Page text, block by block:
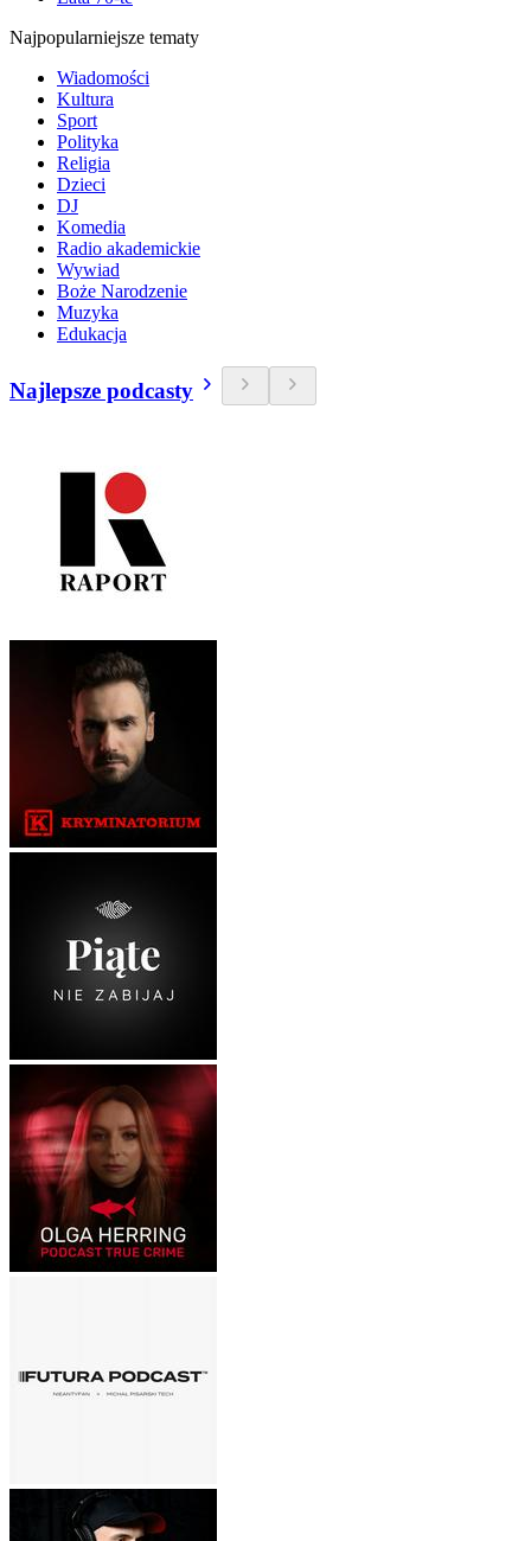
Najpopularniejsze tematy
Wiadomości
Kultura
Sport
Polityka
Religia
Dzieci
DJ
Komedia
Radio akademickie
Wywiad
Boże Narodzenie
Muzyka
Edukacja
Najlepsze podcasty